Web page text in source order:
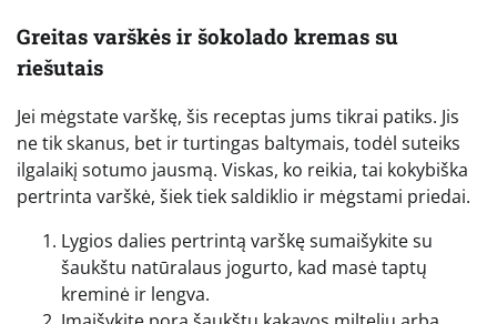
Greitas varškės ir šokolado kremas su
riešutais
Jei mėgstate varškę, šis receptas jums tikrai patiks. Jis
ne tik skanus, bet ir turtingas baltymais, todėl suteiks
ilgalaikį sotumo jausmą. Viskas, ko reikia, tai kokybiška
pertrinta varškė, šiek tiek saldiklio ir mėgstami priedai.
Lygios dalies pertrintą varškę sumaišykite su
šaukštu natūralaus jogurto, kad masė taptų
kreminė ir lengva.